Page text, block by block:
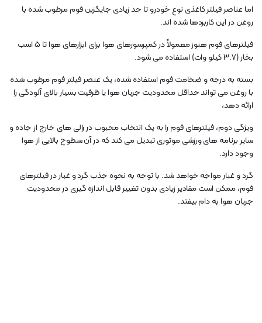
اما عناصر فیلتر کاغذی نوع خودرو تا حد زیادی جایگزین فوم مرطوب شده با
روغن در این کاربردها شده اند.
فیلترهای فوم هنوز معمولاً در کمپرسورهای هوا برای ابزارهای هوا تا 5 اسب
بخار (3.7 کیلو وات) استفاده می شود.
بسته به درجه و ضخامت فوم استفاده شده، یک عنصر فیلتر فوم مرطوب شده
با روغن می تواند حداقل محدودیت جریان هوا یا ظرفیت بسیار بالای آلودگی را
ارائه دهد،
ویژگی دوم، فیلترهای فوم را به یک انتخاب محبوب در رالی های خارج از جاده و
سایر برنامه های ورزشی موتوری تبدیل می کند که در آن سطوح بالایی از هوا
وجود دارد.
گرد و غبار مواجه خواهد شد. با توجه به نحوه جذب گرد و غبار در فیلترهای
فوم، ممکن است مقادیر زیادی بدون تغییر قابل اندازه گیری در محدودیت
جریان هوا به دام بیفتد.